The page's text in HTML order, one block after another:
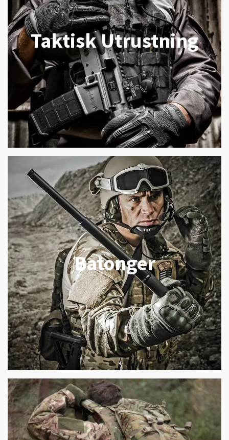
Taktisk Utrustning
Batonger